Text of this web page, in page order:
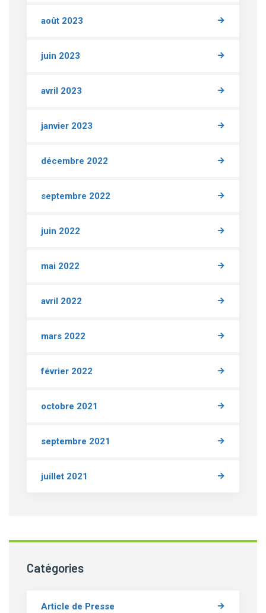
août 2023
juin 2023
avril 2023
janvier 2023
décembre 2022
septembre 2022
juin 2022
mai 2022
avril 2022
mars 2022
février 2022
octobre 2021
septembre 2021
juillet 2021
Catégories
Article de Presse